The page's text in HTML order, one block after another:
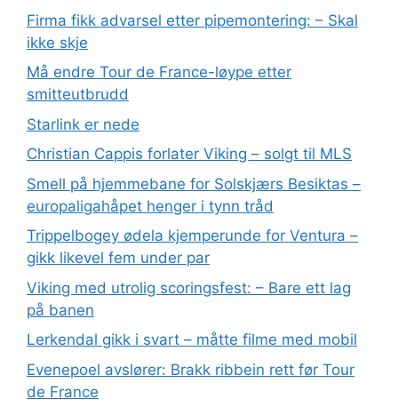
Firma fikk advarsel etter pipemontering: – Skal
ikke skje
Må endre Tour de France-løype etter
smitteutbrudd
Starlink er nede
Christian Cappis forlater Viking – solgt til MLS
Smell på hjemmebane for Solskjærs Besiktas –
europaligahåpet henger i tynn tråd
Trippelbogey ødela kjemperunde for Ventura –
gikk likevel fem under par
Viking med utrolig scoringsfest: – Bare ett lag
på banen
Lerkendal gikk i svart – måtte filme med mobil
Evenepoel avslører: Brakk ribbein rett før Tour
de France